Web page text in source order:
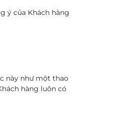
ý của Khách hàng
này như một thao
hàng luôn có